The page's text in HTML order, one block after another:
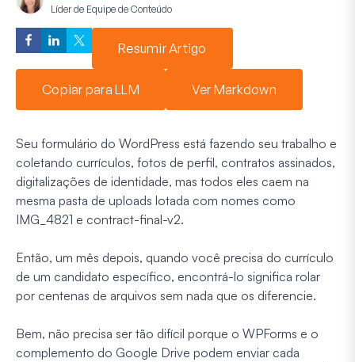
Líder de Equipe de Conteúdo
Resumir Artigo
Copiar para LLM Ver Markdown
Seu formulário do WordPress está fazendo seu trabalho e
coletando currículos, fotos de perfil, contratos assinados,
digitalizações de identidade, mas todos eles caem na
mesma pasta de uploads lotada com nomes como
IMG_4821 e contract-final-v2.
Então, um mês depois, quando você precisa do currículo
de um candidato específico, encontrá-lo significa rolar
por centenas de arquivos sem nada que os diferencie.
Bem, não precisa ser tão difícil porque o WPForms e o
complemento do Google Drive podem enviar cada